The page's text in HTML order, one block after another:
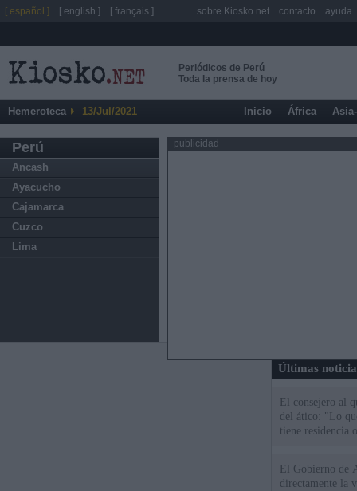
Periódicos de Perú
Toda la prensa de hoy
Hemeroteca 13/Jul/2021 Inicio África
Perú
Ancash
Ayacucho
Cajamarca
Cuzco
Lima
publicidad
Últimas
El consejero al
del ático: "Lo
tiene residencia
El Gobierno de
directamente la
[ español ] [ english ] [ français ] sobre Kiosko.net contacto ayuda